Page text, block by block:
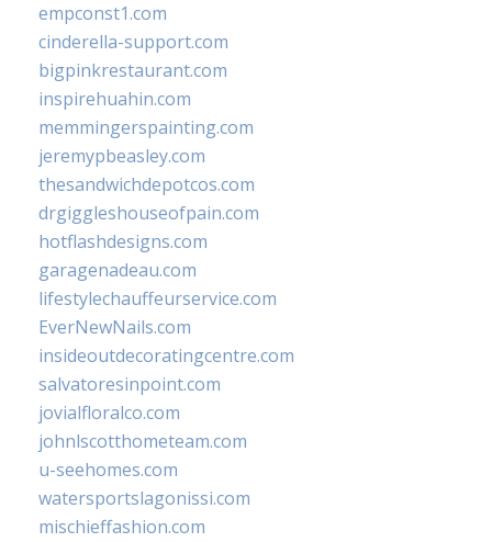
empconst1.com
cinderella-support.com
bigpinkrestaurant.com
inspirehuahin.com
memmingerspainting.com
jeremypbeasley.com
thesandwichdepotcos.com
drgiggleshouseofpain.com
hotflashdesigns.com
garagenadeau.com
lifestylechauffeurservice.com
EverNewNails.com
insideoutdecoratingcentre.com
salvatoresinpoint.com
jovialfloralco.com
johnlscotthometeam.com
u-seehomes.com
watersportslagonissi.com
mischieffashion.com